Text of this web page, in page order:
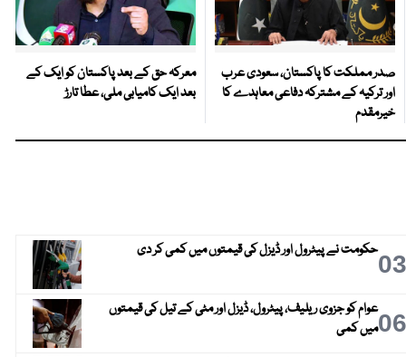
صدر مملکت کا پاکستان، سعودی عرب
اور ترکیہ کے مشترکہ دفاعی معاہدے کا
خیرمقدم
معرکہ حق کے بعد پاکستان کو ایک کے
بعد ایک کامیابی ملی، عطا تارڑ
03حکومت نے پیٹرول اور ڈیزل کی قیمتوں میں کمی کر دی
06عوام کو جزوی ریلیف، پیٹرول، ڈیزل اور مٹی کے تیل کی قیمتوں
میں کمی